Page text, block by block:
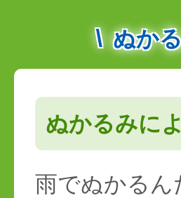
ぬか
ぬかるみに
雨でぬかるん